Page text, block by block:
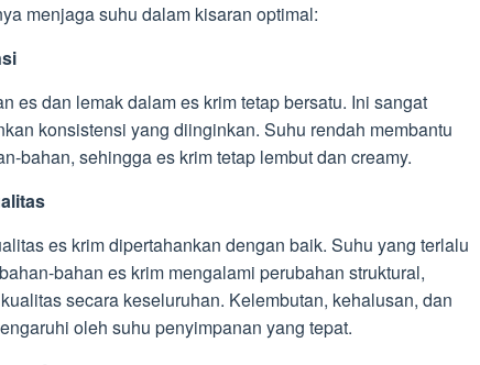
menjaga suhu dalam kisaran optimal:
es dan lemak dalam es krim tetap bersatu. Ini sangat
konsistensi yang diinginkan. Suhu rendah membantu
bahan, sehingga es krim tetap lembut dan creamy.
es krim dipertahankan dengan baik. Suhu yang terlalu
bahan es krim mengalami perubahan struktural,
secara keseluruhan. Kelembutan, kehalusan, dan
oleh suhu penyimpanan yang tepat.